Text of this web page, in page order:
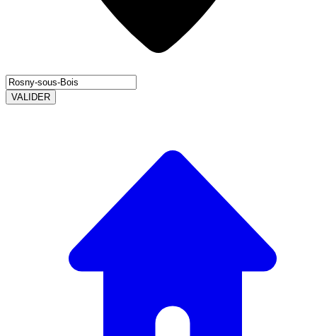
VALIDER